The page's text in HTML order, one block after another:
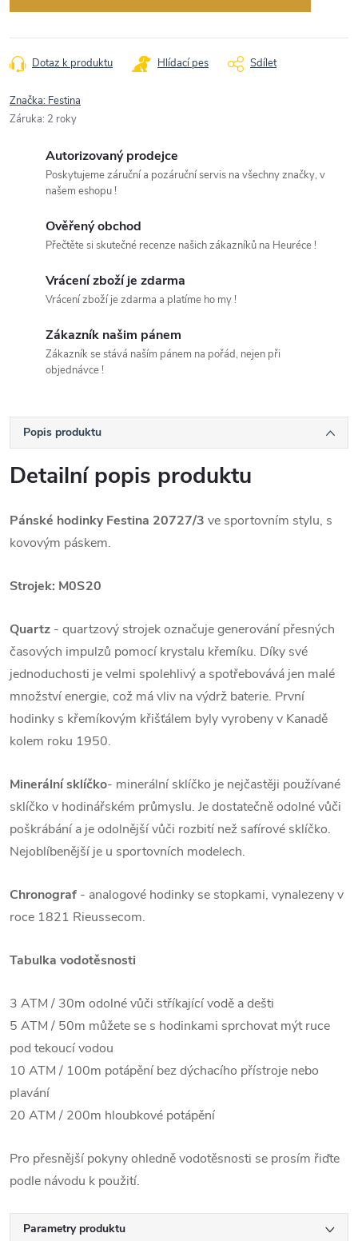
Dotaz k produktu Hlídací pes Sdílet
Značka: Festina
Záruka: 2 roky
Autorizovaný prodejce
Poskytujeme záruční a pozáruční servis na všechny značky, v
našem eshopu !
Ověřený obchod
Přečtěte si skutečné recenze našich zákazníků na Heuréce !
Vrácení zboží je zdarma
Vrácení zboží je zdarma a platíme ho my !
Zákazník našim pánem
Zákazník se stává naším pánem na pořád, nejen při
objednávce !
Popis produktu
Detailní popis produktu
Pánské hodinky Festina 20727/3 ve sportovním stylu, s
kovovým páskem.
Strojek: M0S20
Quartz - quartzový strojek označuje generování přesných
časových impulzů pomocí krystalu křemíku. Díky své
jednoduchosti je velmi spolehlivý a spotřebovává jen malé
množství energie, což má vliv na výdrž baterie. První
hodinky s křemíkovým křišťálem byly vyrobeny v Kanadě
kolem roku 1950.
Minerální sklíčko- minerální sklíčko je nejčastěji používané
sklíčko v hodinářském průmyslu. Je dostatečně odolné vůči
poškrábání a je odolnější vůči rozbití než safírové sklíčko.
Nejoblíbenější je u sportovních modelech.
Chronograf - analogové hodinky se stopkami, vynalezeny v
roce 1821 Rieussecom.
Tabulka vodotěsnosti
3 ATM / 30m odolné vůči stříkající vodě a dešti
5 ATM / 50m můžete se s hodinkami sprchovat mýt ruce
pod tekoucí vodou
10 ATM / 100m potápění bez dýchacího přístroje nebo
plavání
20 ATM / 200m hloubkové potápění
Pro přesnější pokyny ohledně vodotěsnosti se prosím řiďte
podle návodu k použití.
Parametry produktu